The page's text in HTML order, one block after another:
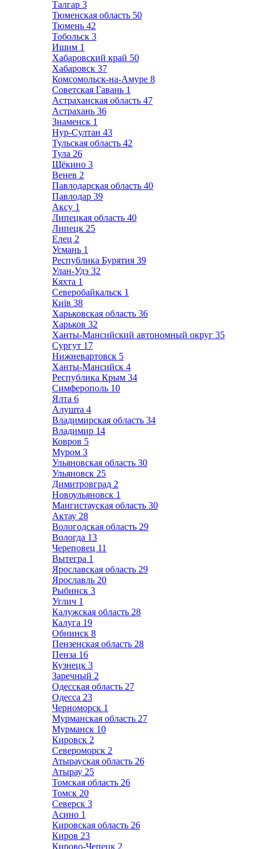
Талгар 3
Тюменская область 50
Тюмень 42
Тобольск 3
Ишим 1
Хабаровский край 50
Хабаровск 37
Комсомольск-на-Амуре 8
Советская Гавань 1
Астраханская область 47
Астрахань 36
Знаменск 1
Нур-Султан 43
Тульская область 42
Тула 26
Щёкино 3
Венев 2
Павлодарская область 40
Павлодар 39
Аксу 1
Липецкая область 40
Липецк 25
Елец 2
Усмань 1
Республика Бурятия 39
Улан-Удэ 32
Кяхта 1
Северобайкальск 1
Київ 38
Харьковская область 36
Харьков 32
Ханты-Мансийский автономный округ 35
Сургут 17
Нижневартовск 5
Ханты-Мансийск 4
Республика Крым 34
Симферополь 10
Ялта 6
Алушта 4
Владимирская область 34
Владимир 14
Ковров 5
Муром 3
Ульяновская область 30
Ульяновск 25
Димитровград 2
Новоульяновск 1
Мангистауская область 30
Актау 28
Вологодская область 29
Вологда 13
Череповец 11
Вытегра 1
Ярославская область 29
Ярославль 20
Рыбинск 3
Углич 1
Калужская область 28
Калуга 19
Обнинск 8
Пензенская область 28
Пенза 16
Кузнецк 3
Заречный 2
Одесская область 27
Одесса 23
Черноморск 1
Мурманская область 27
Мурманск 10
Кировск 2
Североморск 2
Атырауская область 26
Атырау 25
Томская область 26
Томск 20
Северск 3
Асино 1
Кировская область 26
Киров 23
Кирово-Чепецк 2